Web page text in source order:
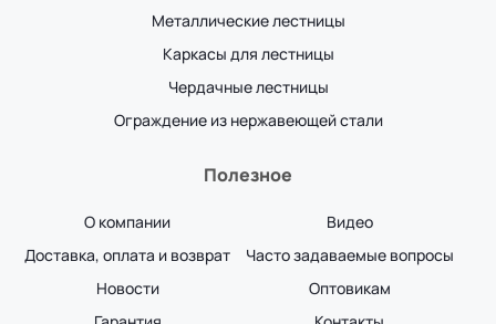
Металлические лестницы
Каркасы для лестницы
Чердачные лестницы
Ограждение из нержавеющей стали
Полезное
О компании
Доставка, оплата и возврат
Новости
Видео
Часто задаваемые вопросы
Оптовикам